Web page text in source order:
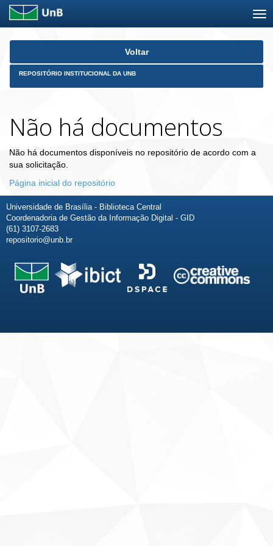
Skip
Voltar
REPOSITÓRIO INSTITUCIONAL DA UNB
Não há documentos
Não há documentos disponíveis no repositório de acordo com a
sua solicitação.
Página inicial do repositório
Universidade de Brasília - Biblioteca Central
Coordenadoria de Gestão da Informação Digital - GID
(61) 3107-2683
repositorio@unb.br